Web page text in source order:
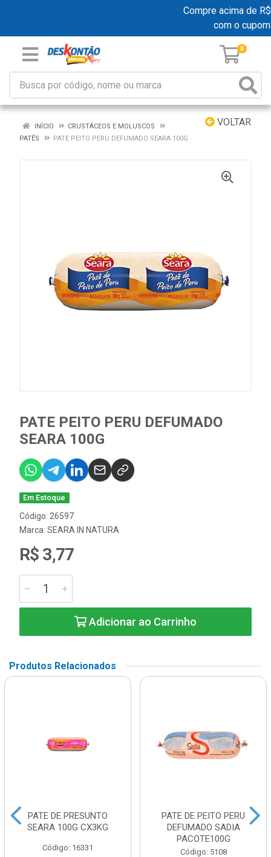
Compre acima de
com o cupom
0
VOLTAR
INÍCIO
CRUSTÁCEOS E MOLUSCOS
PATÊS
PATE PEITO PERU DEFUMADO SEARA 100G
PATE PEITO PERU DEFUMADO
SEARA 100G
Em Estoque
Código: 26597
Marca: SEARA IN NATURA
R$ 3,77
Adicionar ao Carrinho
Produtos Relacionados
PATE DE PRESUNTO
SEARA 100G CX3KG
Código: 16331
PATE DE PEITO PERU
DEFUMADO SADIA
PACOTE100G
Código: 5108